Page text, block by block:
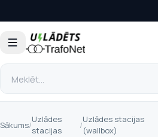
Sākums/
Uzlādes
stacijas
/
Uzlādes stacijas
(wallbox)